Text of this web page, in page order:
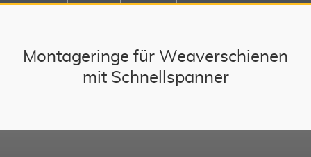
Montageringe für Weaverschienen
mit Schnellspanner